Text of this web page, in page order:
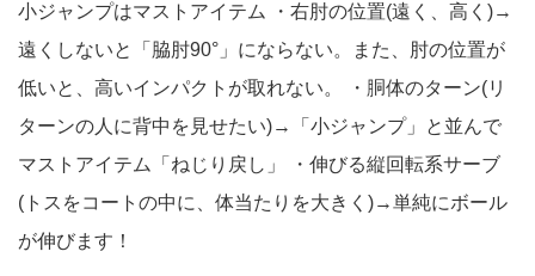
小ジャンプはマストアイテム ・右肘の位置(遠く、高く)→
遠くしないと「脇肘90°」にならない。また、肘の位置が
低いと、高いインパクトが取れない。 ・胴体のターン(リ
ターンの人に背中を見せたい)→「小ジャンプ」と並んで
マストアイテム「ねじり戻し」 ・伸びる縦回転系サーブ
(トスをコートの中に、体当たりを大きく)→単純にボール
が伸びます！